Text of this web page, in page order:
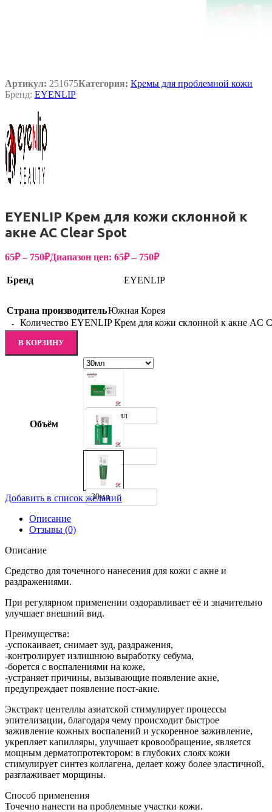
Артикул: 251675Категория: Кремы для проблемной кожи
Бренд: EYENLIP
EYENLIP Крем для кожи склонной к
акне AC Clear Spot
65₽ – 750₽Диапазон цен: 65₽ – 750₽
Бренд EYENLIP
Страна производительЮжная Корея
Количество EYENLIP Крем для кожи склонной к акне AC
В КОРЗИНУ
Объём
1,5+1,5мл
15мл
30мл
Добавить в список желаний
Описание
Отзывы (0)
Описание
Средство для точечного нанесения для кожи с акне и
раздражениями.
При регулярном применении оздоравливает её и значительно
улучшает внешний вид.
Преимущества:
-успокаивает, снимает зуд, раздражения,
-контролирует излишнюю выработку себума,
-борется с воспалениями на коже,
-устраняет причины, вызывающие появление акне,
предупреждает появление пост-акне.
Экстракт центеллы азиатской стимулирует процессы
эпителизации, благодаря чему происходит быстрое
заживление кожных воспалений и ускоренное заживление,
укрепляет капилляры, улучшает кровообращение, является
мощным дерматопротектором: в глубоких слоях кожи
стимулирует синтез коллагена, делает кожу более эластичной,
разглаживает морщины.
Способ применения
Точечно нанести на проблемные участки кожи.